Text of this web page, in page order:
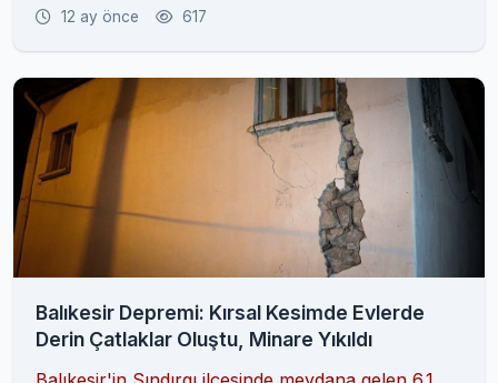
12 ay önce 617
Balıkesir Depremi: Kırsal Kesimde Evlerde
Derin Çatlaklar Oluştu, Minare Yıkıldı